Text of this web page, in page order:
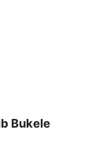
Bukele